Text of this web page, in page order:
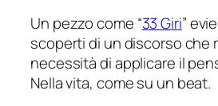
Un pezzo come “33 Giri”
scoperti di un discorso che
necessità di applicare il
Nella vita, come su un beat.